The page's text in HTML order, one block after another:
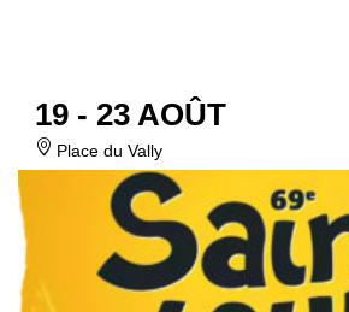
19 - 23 AOÛT
Place du Vally